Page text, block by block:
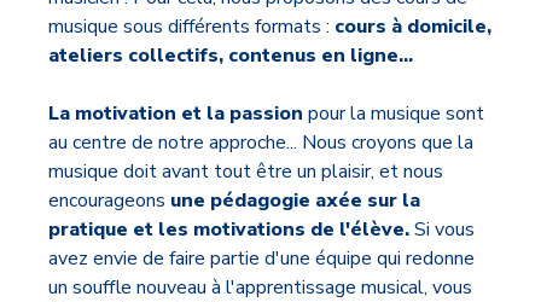
musique sous différents formats : cours à domicile,
ateliers collectifs, contenus en ligne...
La motivation et la passion pour la musique sont
au centre de notre approche... Nous croyons que la
musique doit avant tout être un plaisir, et nous
encourageons une pédagogie axée sur la
pratique et les motivations de l'élève.Si vous
avez envie de faire partie d'une équipe qui redonne
un souffle nouveau à l'apprentissage musical, vous